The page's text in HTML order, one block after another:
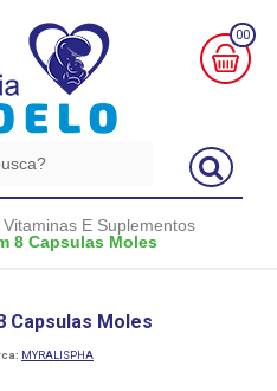
00
0,00
Vitaminas E Suplementos
8 Capsulas Moles
Capsulas Moles
MYRALISPHA